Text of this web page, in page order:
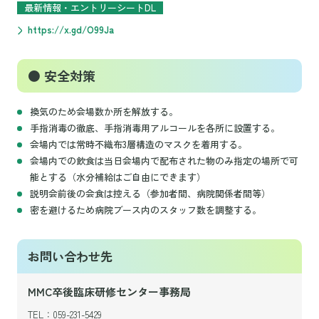
最新情報・エントリーシートDL
https://x.gd/O99Ja
● 安全対策
換気のため会場数か所を解放する。
手指消毒の徹底、手指消毒用アルコールを各所に設置する。
会場内では常時不織布3層構造のマスクを着用する。
会場内での飲食は当日会場内で配布された物のみ指定の場所で可
能とする（水分補給はご自由にできます）
説明会前後の会食は控える（参加者間、病院関係者間等）
密を避けるため病院ブース内のスタッフ数を調整する。
お問い合わせ先
MMC卒後臨床研修センター事務局
TEL：059-231-5429